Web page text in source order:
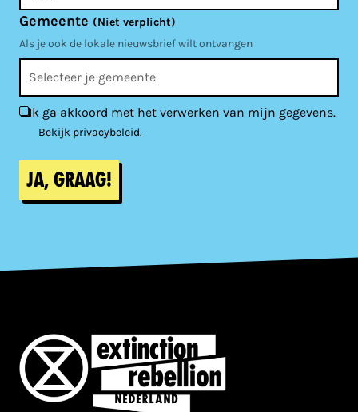
Gemeente (Niet verplicht)
Als je ook de lokale nieuwsbrief wilt ontvangen
Ik ga akkoord met het verwerken van mijn gegevens.
Bekijk privacybeleid.
Ja, graag!